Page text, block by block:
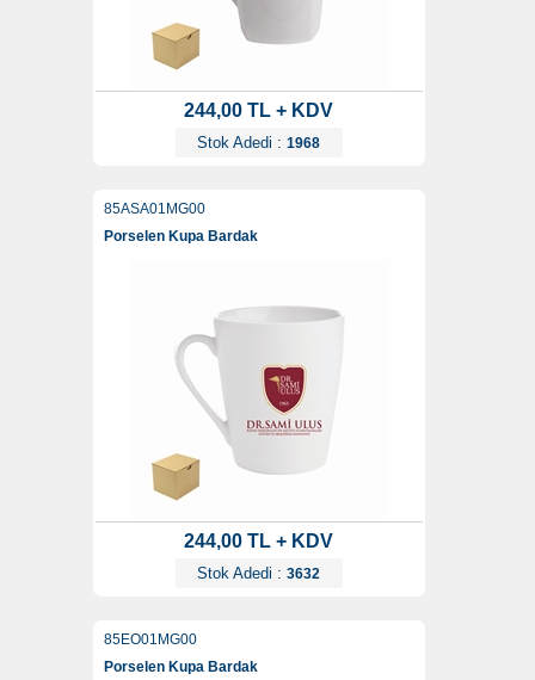
244,00 TL + KDV
Stok Adedi : 1968
85ASA01MG00
Porselen Kupa Bardak
244,00 TL + KDV
Stok Adedi : 3632
85EO01MG00
Porselen Kupa Bardak